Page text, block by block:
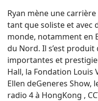
Ryan mène une
tant que soliste et avec
monde, notamment en
du Nord. Il s’est
importantes et
Hall, la Fondation Louis
Ellen deGeneres Show,
radio 4 à HongKong ,